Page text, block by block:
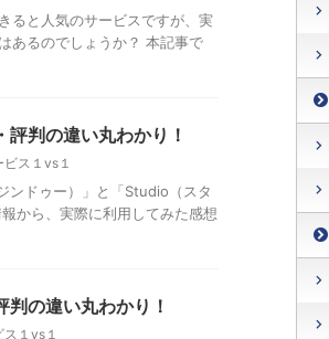
ると人気のサービスですが、実
あるのでしょうか？ 本記事で
判の違い丸わかり！
ス１vs１
ンドゥー）」と「Studio（スタ
から、実際に利用してみた感想
の違い丸わかり！
１vs１